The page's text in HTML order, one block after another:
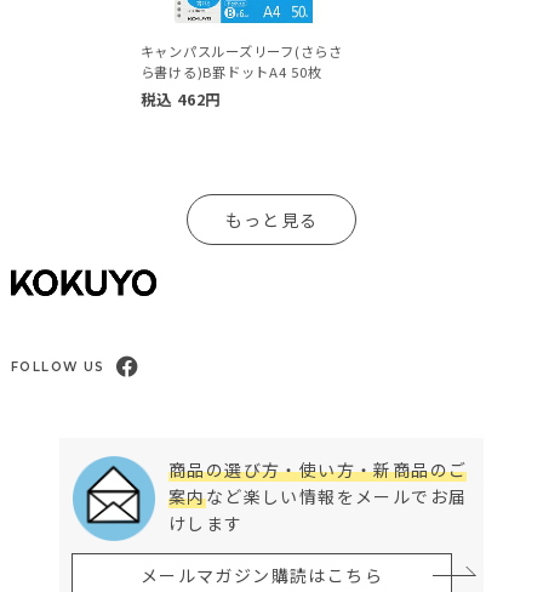
キャンパスルーズリーフ(さらさ
ら書ける)B罫ドットA4 50枚
税込 462円
もっと見る
FOLLOW US
商品の選び方・使い方・新商品のご
案内など楽しい情報をメールでお届
けします
メールマガジン購読はこちら